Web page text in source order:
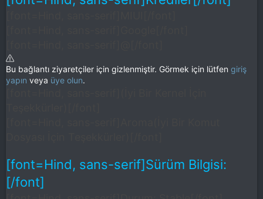
Bu bağlantı ziyaretçiler için gizlenmiştir. Görmek için lütfen giriş
yapın veya üye olun.
[font=Hind, sans-serif]Sürüm Bilgisi:
[/font]